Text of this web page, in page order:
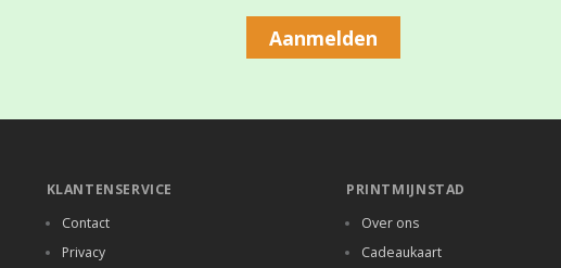
Aanmelden
KLANTENSERVICE
Contact
Privacy
PRINTMIJNSTAD
Over ons
Cadeaukaart